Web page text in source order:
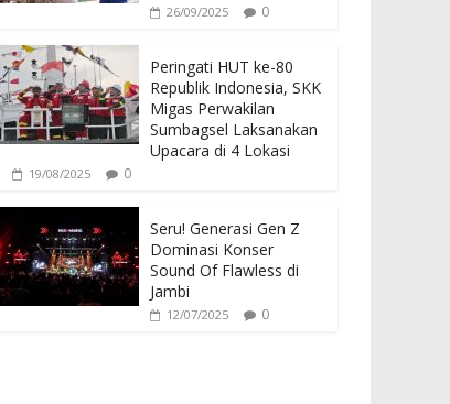
26/09/2025 0
Peringati HUT ke-80
Republik Indonesia, SKK
Migas Perwakilan
Sumbagsel Laksanakan
Upacara di 4 Lokasi
19/08/2025 0
Seru! Generasi Gen Z
Dominasi Konser
Sound Of Flawless di
Jambi
12/07/2025 0